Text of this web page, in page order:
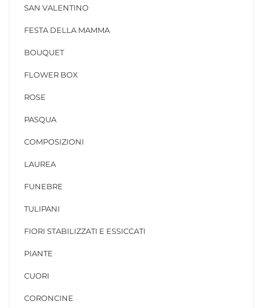
SAN VALENTINO
FESTA DELLA MAMMA
BOUQUET
FLOWER BOX
ROSE
PASQUA
COMPOSIZIONI
LAUREA
FUNEBRE
TULIPANI
FIORI STABILIZZATI E ESSICCATI
PIANTE
CUORI
CORONCINE